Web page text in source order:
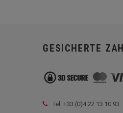
GESICHERTE
Tel: +33 (0)4 22 13 10 93